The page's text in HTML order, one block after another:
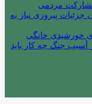
مشارکت مردمی
پیروزی نیاز به
خورشیدی خانگی
آسیب جنگ چه کار باید